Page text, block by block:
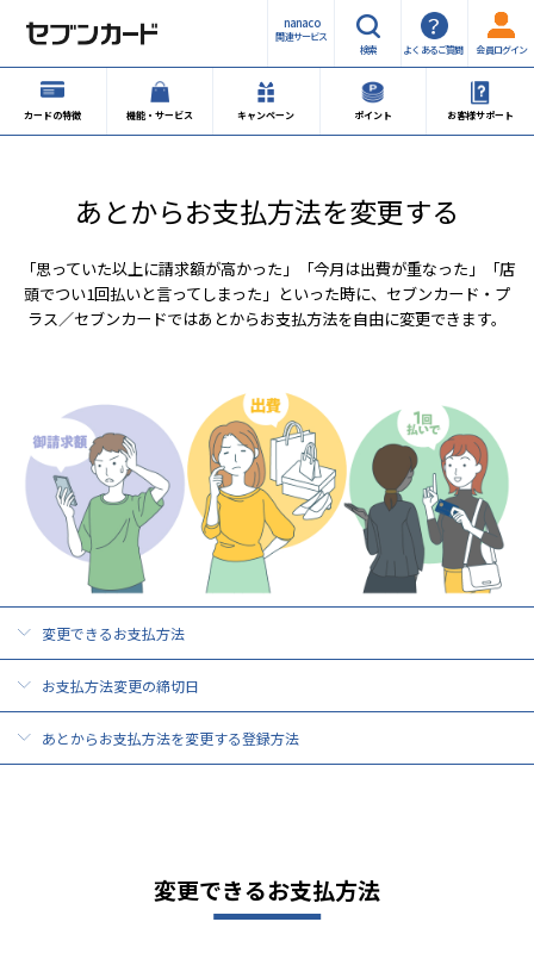
nanaco
関連サービス
検索
よくあるご質問 会員ログイン
カードの特徴 機能・サービス キャンペーン ポイント お客様サポート
あとからお支払方法を変更する
「思っていた以上に請求額が高かった」「今月は出費が重なった」「店
頭でつい1回払いと言ってしまった」といった時に、セブンカード・プ
ラス／セブンカードではあとからお支払方法を自由に変更できます。
変更できるお支払方法
お支払方法変更の締切日
あとからお支払方法を変更する登録方法
変更できるお支払方法